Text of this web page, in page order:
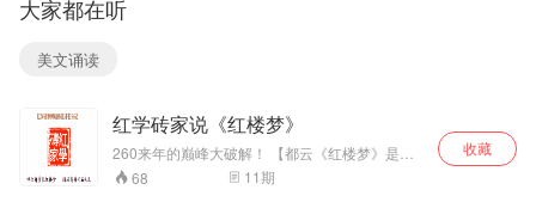
大家都在听
美文诵读
红学砖家说《红楼梦》
260来年的巅峰大破解！ 【都云《红楼梦》是古
今小说的颠峰之作，却又有几人知道此帖将是
《红楼梦》的颠峰破解？若干年后，此帖将以里
68 11期
收藏